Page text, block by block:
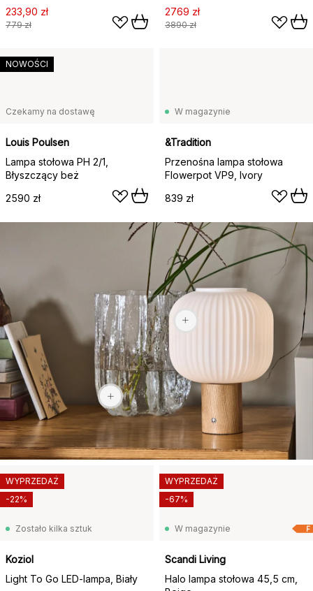
233,90 zł
779 zł
2769 zł
3890 zł
Czekamy na dostawę
Louis Poulsen
Lampa stołowa PH 2/1,
Błyszczący beż
2590 zł
NOWOŚCI
W magazynie
&Tradition
Przenośna lampa stołowa
Flowerpot VP9, Ivory
839 zł
405,30 zł
1510 zł
Zostało kilka sztuk
Koziol
Light To Go LED-lampa, Biały
WYPRZEDAŻ
-22%
F
W magazynie
Scandi Living
Halo lampa stołowa 45,5 cm,
WYPRZEDAŻ
-67%